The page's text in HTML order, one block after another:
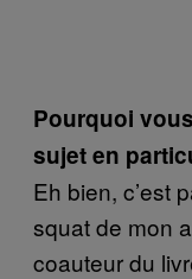
Pourquoi
sujet en
Eh bien, c’est
squat de mon
coauteur du